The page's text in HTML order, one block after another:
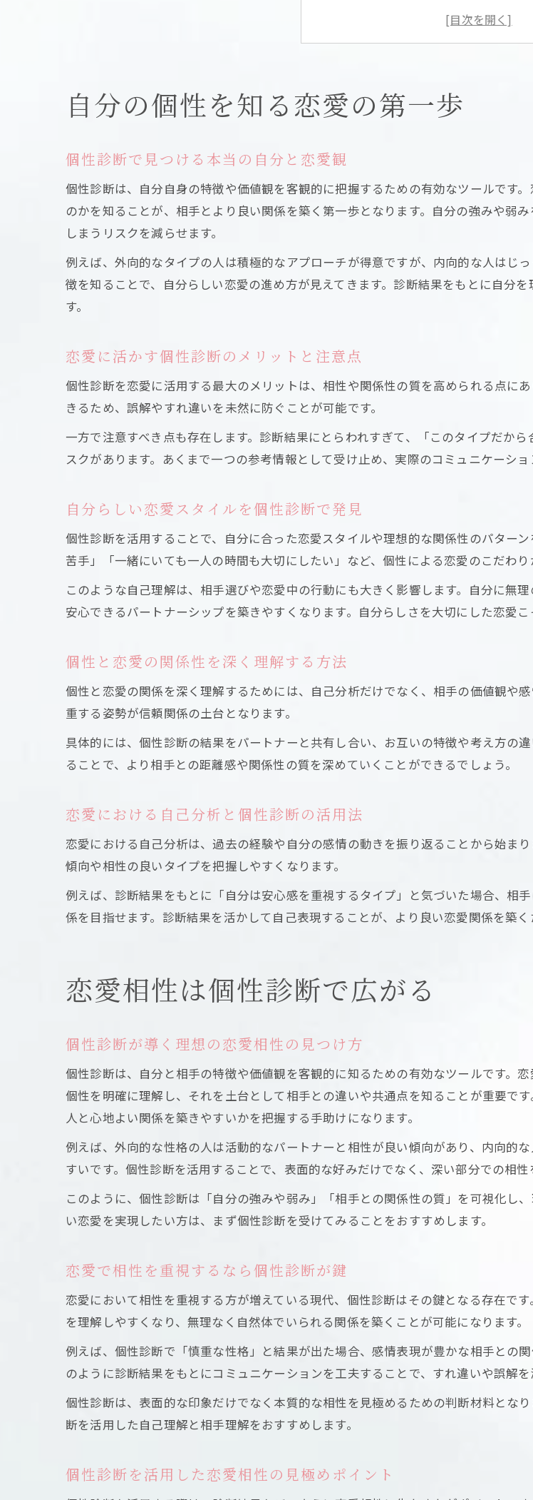
自分らしい恋愛スタイルを個
個性と恋愛の関係性を深く理
恋愛相性は個性診断で広がる
個性診断が導く理想の恋愛相
恋愛相性を深める個性診断の
個性診断が恋愛相性に与える
個性診断で知るタイプ別恋愛
恋愛におけるタイプ別個性診
もし恋に悩むなら個性がカギに
恋愛の悩みは個性診断でヒン
個性診断を活用した恋愛問題
恋愛で悩んだ時の個性診断の
相手との距離感は個性診断で発見
個性診断で最適な恋愛の距離
恋愛における相手との距離感
個性診断を活かした心地よい
恋を深める自分らしさの磨き方
恋愛をより深める個性診断活
自分らしい恋愛を叶える個性
自分の個性を知る恋愛の第一歩
個性診断で見つける本当の自分と恋愛観
個性診断は、自分自身の特徴や価値観を客観的に把握するための有効なツールです
のかを知ることが、相手とより良い関係を築く第一歩となります。自分の強みや弱
しまうリスクを減らせます。
例えば、外向的なタイプの人は積極的なアプローチが得意ですが、内向的な人はじ
徴を知ることで、自分らしい恋愛の進め方が見えてきます。診断結果をもとに自分
す。
恋愛に活かす個性診断のメリットと注意点
個性診断を恋愛に活用する最大のメリットは、相性や関係性の質を高められる点に
きるため、誤解やすれ違いを未然に防ぐことが可能です。
一方で注意すべき点も存在します。診断結果にとらわれすぎて、「このタイプだか
スクがあります。あくまで一つの参考情報として受け止め、実際のコミュニケーショ
自分らしい恋愛スタイルを個性診断で発見
個性診断を活用することで、自分に合った恋愛スタイルや理想的な関係性のパター
苦手」「一緒にいても一人の時間も大切にしたい」など、個性による恋愛のこだわり
このような自己理解は、相手選びや恋愛中の行動にも大きく影響します。自分に無
安心できるパートナーシップを築きやすくなります。自分らしさを大切にした恋愛こ
個性と恋愛の関係性を深く理解する方法
個性と恋愛の関係を深く理解するためには、自己分析だけでなく、相手の価値観や
重する姿勢が信頼関係の土台となります。
具体的には、個性診断の結果をパートナーと共有し合い、お互いの特徴や考え方の
ることで、より相手との距離感や関係性の質を深めていくことができるでしょう。
恋愛における自己分析と個性診断の活用法
恋愛における自己分析は、過去の経験や自分の感情の動きを振り返ることから始ま
傾向や相性の良いタイプを把握しやすくなります。
例えば、診断結果をもとに「自分は安心感を重視するタイプ」と気づいた場合、相
係を目指せます。診断結果を活かして自己表現することが、より良い恋愛関係を築く
恋愛相性は個性診断で広がる
個性診断が導く理想の恋愛相性の見つけ方
個性診断は、自分と相手の特徴や価値観を客観的に知るための有効なツールです。
個性を明確に理解し、それを土台として相手との違いや共通点を知ることが重要で
人と心地よい関係を築きやすいかを把握する手助けになります。
例えば、外向的な性格の人は活動的なパートナーと相性が良い傾向があり、内向的
すいです。個性診断を活用することで、表面的な好みだけでなく、深い部分での相性
このように、個性診断は「自分の強みや弱み」「相手との関係性の質」を可視化し
い恋愛を実現したい方は、まず個性診断を受けてみることをおすすめします。
恋愛で相性を重視するなら個性診断が鍵
恋愛において相性を重視する方が増えている現代、個性診断はその鍵となる存在で
を理解しやすくなり、無理なく自然体でいられる関係を築くことが可能になります。
例えば、個性診断で「慎重な性格」と結果が出た場合、感情表現が豊かな相手との
のように診断結果をもとにコミュニケーションを工夫することで、すれ違いや誤解を
個性診断は、表面的な印象だけでなく本質的な相性を見極めるための判断材料とな
断を活用した自己理解と相手理解をおすすめします。
個性診断を活用した恋愛相性の見極めポイント
お問い合わせはこちら
お問い合わせはこちら